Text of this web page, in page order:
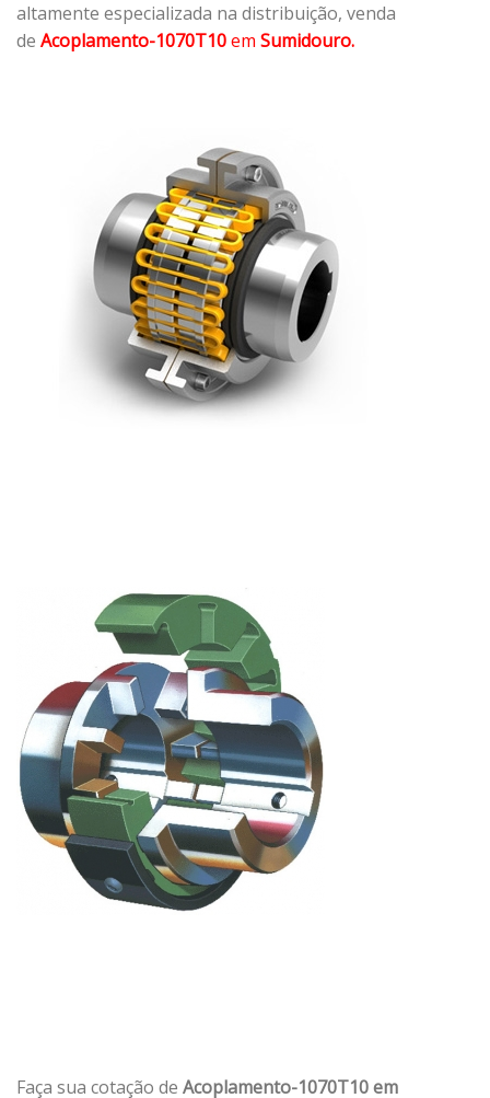
altamente especializada na distribuição, venda
de Acoplamento-1070T10em Sumidouro.
Faça sua cotação de Acoplamento-1070T10 em